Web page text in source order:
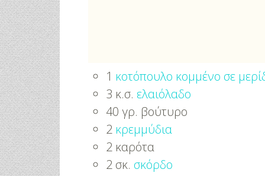
1 κοτόπουλο κομμένο σε
3 κ.σ. ελαιόλαδο
40 γρ. βούτυρο
2 κρεμμύδια
2 καρότα
2 σκ. σκόρδο